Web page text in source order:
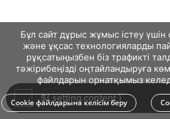
${ setting.content }
Бұл сайт дұрыс жұмыс істеу
және ұқсас технологияларды
рұқсатыңызбен біз трафикті
тәжірибеңізді оңтайландыруға
файлдарын орнатқымыз
Cookie файлдарына келісім беру